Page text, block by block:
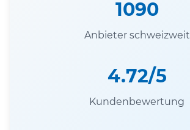
1090
Anbieter schweizweit
4.72/5
Kundenbewertung